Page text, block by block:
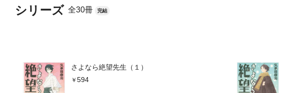
シリーズ 全30冊 完結
さよなら絶望先生（１）
594